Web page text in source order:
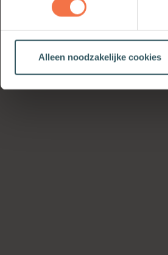
Alleen noodzakelijke cookies